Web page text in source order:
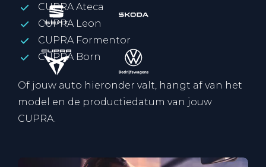
CUPRA Ateca
CUPRA Leon
CUPRA Formentor
CUPRA Born
Of jouw auto hieronder valt, hangt af van het
model en de productiedatum van jouw
CUPRA.